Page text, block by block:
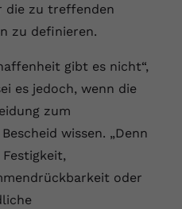
die zu treffenden
zu definieren.
gibt es nicht“,
es jedoch, wenn die
zum
wissen. „Denn
oder
eindeutige ID, um
zu speichern, welche
der Nutzer